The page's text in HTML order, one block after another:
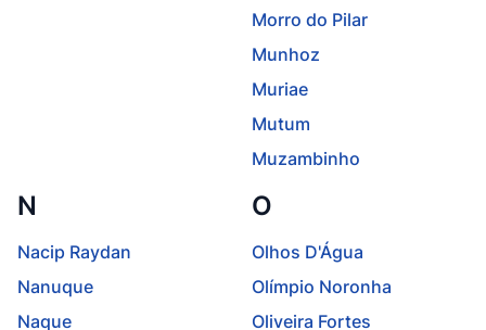
Morro do Pilar
Munhoz
Muriae
Mutum
Muzambinho
N
Nacip Raydan
Nanuque
Naque
O
Olhos D'Água
Olímpio Noronha
Oliveira Fortes